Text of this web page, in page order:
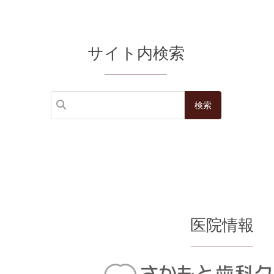
サイト内検索
医院情報